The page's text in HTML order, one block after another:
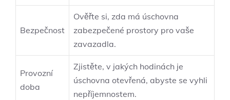
Bezpečnost
Ověřte si, zda má úschovna
zabezpečené prostory pro vaše
zavazadla.
Provozní
doba
Zjistěte, v jakých hodinách je
úschovna otevřená, abyste se vyhli
nepříjemnostem.